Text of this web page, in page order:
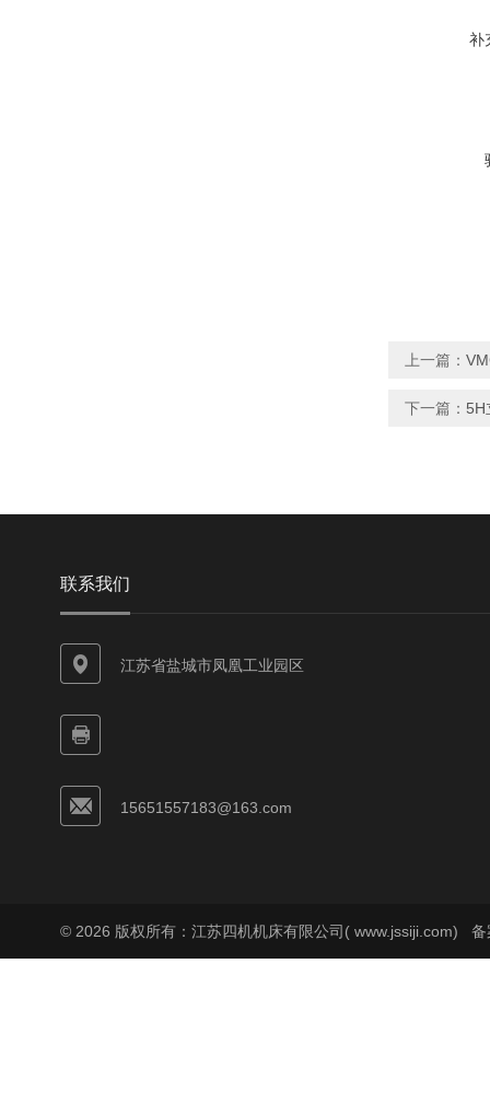
补
上一篇：
下一篇： 5H
联系我们
江苏省盐城市凤凰工业园区
15651557183@163.com
© 2026 版权所有：江苏四机机床有限公司( www.jssiji.com) 备